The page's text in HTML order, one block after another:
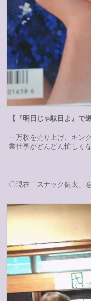
【『明日じゃ駄目よ』で
一万枚を売り上げ、キン
業仕事がどんどん忙しく
〇現在「スナック健太」